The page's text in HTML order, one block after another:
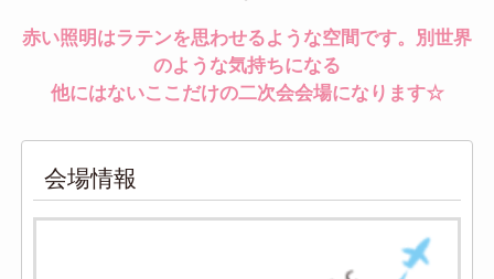
赤い照明はラテンを思わせるような空間です。別世界
のような気持ちになる
他にはないここだけの二次会会場になります☆
会場情報